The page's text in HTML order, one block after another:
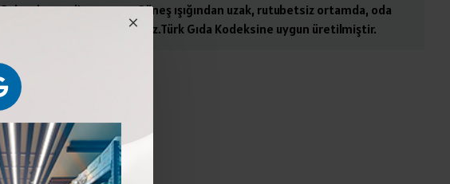
Şeker, kayısı, limon suyu.Güneş ışığından uzak, rutubetsiz ortamda, oda
sıcaklığında muhafaza ediniz.Türk Gıda Kodeksine uygun üretilmiştir.